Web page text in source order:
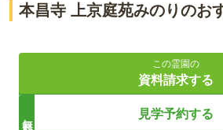
本昌寺 上京庭苑みのりのお
京都の街中・千本出水で花と緑に
ペットも家族！という方にオススメ
境内に会葬ホールあり、葬儀の手
この霊園の
資料請求する
見学予約する